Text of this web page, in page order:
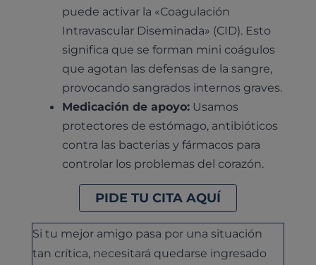
puede activar la «Coagulación
Intravascular Diseminada» (CID). Esto
significa que se forman mini coágulos
que agotan las defensas de la sangre,
provocando sangrados internos graves.
Medicación de apoyo: Usamos
protectores de estómago, antibióticos
contra las bacterias y fármacos para
controlar los problemas del corazón.
PIDE TU CITA AQUÍ
Si tu mejor amigo pasa por una situación
tan crítica, necesitará quedarse ingresado